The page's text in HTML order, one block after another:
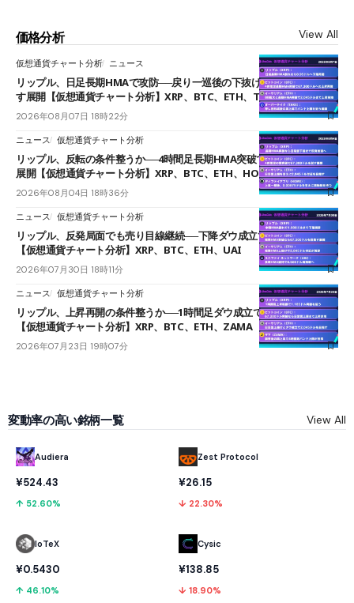
価格分析 View All
仮想通貨チャート分析 ニュース
リップル、日足長期HMAで攻防──戻り一巡後の下抜けで0.95ドルを試
す展開【仮想通貨チャート分析】XRP、BTC、ETH、TAKE
2026年08月07日 18時22分
ニュース 仮想通貨チャート分析
リップル、反転の条件整うか──4時間足長期HMA突破で雲下端を目指す
展開【仮想通貨チャート分析】XRP、BTC、ETH、HOME
2026年08月04日 18時36分
ニュース 仮想通貨チャート分析
リップル、反発局面でも売り目線継続──下降ダウ成立で下値追う展開
【仮想通貨チャート分析】XRP、BTC、ETH、UAI
2026年07月30日 18時11分
ニュース 仮想通貨チャート分析
リップル、上昇再開の条件整うか──1時間足ダウ成立で1.185ドルを狙う
【仮想通貨チャート分析】XRP、BTC、ETH、ZAMA
2026年07月23日 19時07分
変動率の高い銘柄一覧 View All
Audiera
¥524.43
↑ 52.60%
IoTeX
¥0.5430
↑ 46.10%
Zest Protocol
¥26.15
↓ 22.30%
Cysic
¥138.85
↓ 18.90%